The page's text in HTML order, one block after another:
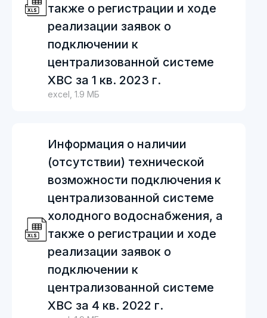
также о регистрации и ходе
реализации заявок о
подключении к
централизованной системе
ХВС за 1 кв. 2023 г.
excel, 1.9 МБ
Информация о наличии
(отсутствии) технической
возможности подключения к
централизованной системе
холодного водоснабжения, а
также о регистрации и ходе
реализации заявок о
подключении к
централизованной системе
ХВС за 4 кв. 2022 г.